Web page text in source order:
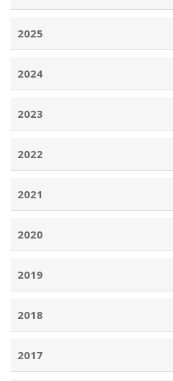
2025
2024
2023
2022
2021
2020
2019
2018
2017